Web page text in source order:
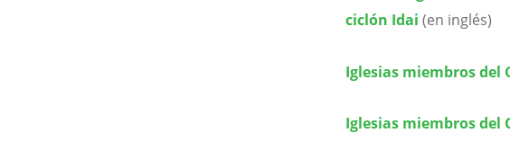
ciclón Idai (en inglés)
Iglesias miembros del
Iglesias miembros del